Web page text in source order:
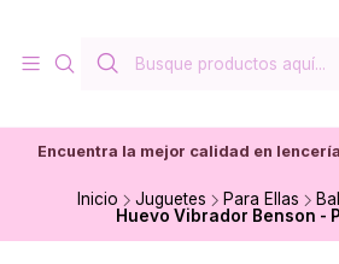
Encuentra la mejor calidad en
Inicio Juguetes Para Ellas
Huevo Vibrador Benson -